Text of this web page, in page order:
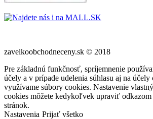
zavelkoobchodneceny.sk © 2018
Pre základnú funkčnosť, spríjemnenie
účely a v prípade udelenia súhlasu aj na
využívame súbory cookies. Nastavenie
cookies môžete kedykoľvek upraviť odkazom
stránok.
Nastavenia Prijať všetko